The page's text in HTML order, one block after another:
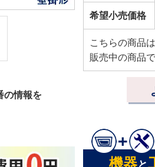
の情報を
希望小売価格
こちらの商品
販売中の商品
機器と